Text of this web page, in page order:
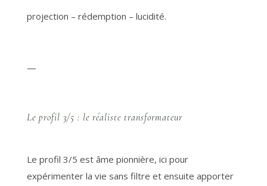
projection – rédemption – lucidité.
—
Le profil 3/5 : le réaliste transformateur
Le profil 3/5 est âme pionnière, ici pour
expérimenter la vie sans filtre et ensuite apporter